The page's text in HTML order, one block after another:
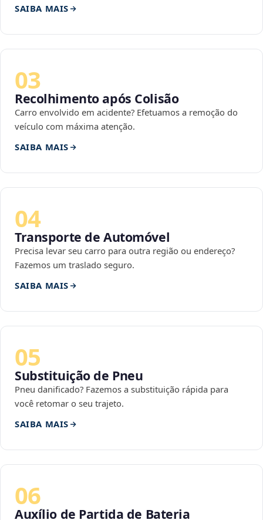
SAIBA MAIS
03
Recolhimento após Colisão
Carro envolvido em acidente? Efetuamos a remoção do
veículo com máxima atenção.
SAIBA MAIS
04
Transporte de Automóvel
Precisa levar seu carro para outra região ou endereço?
Fazemos um traslado seguro.
SAIBA MAIS
05
Substituição de Pneu
Pneu danificado? Fazemos a substituição rápida para
você retomar o seu trajeto.
SAIBA MAIS
06
Auxílio de Partida de Bateria